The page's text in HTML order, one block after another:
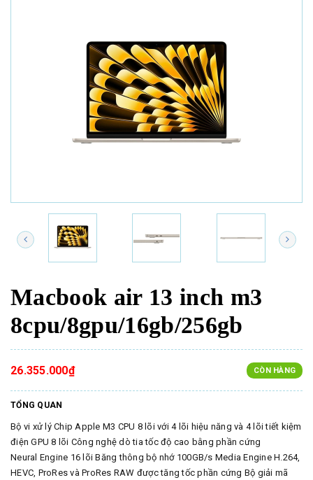
Macbook air 13 inch m3
8cpu/8gpu/16gb/256gb
26.355.000₫ CÒN HÀNG
TỔNG QUAN
Bộ vi xử lý Chip Apple M3 CPU 8 lõi với 4 lõi hiệu năng và 4 lõi tiết kiệm
điện GPU 8 lõi Công nghệ dò tia tốc độ cao bằng phần cứng
Neural Engine 16 lõi Băng thông bộ nhớ 100GB/s Media Engine H.264,
HEVC, ProRes và ProRes RAW được tăng tốc phần cứng Bộ giải mã